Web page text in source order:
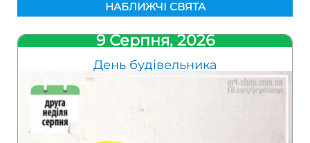
НАБЛИЖЧІ СВЯТА
9 Серпня, 2026
День будівельника